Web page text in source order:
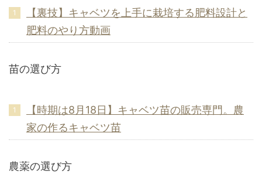
【裏技】キャベツを上手に栽培する肥料設計と
肥料のやり方動画
苗の選び方
【時期は8月18日】キャベツ苗の販売専門。農
家の作るキャベツ苗
農薬の選び方